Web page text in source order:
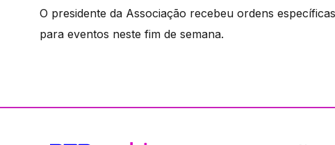
O presidente da Associação recebeu ordens
para eventos neste fim de semana.